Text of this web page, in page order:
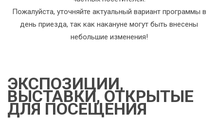
Пожалуйста, уточняйте актуальный вариант программы в
день приезда, так как накануне могут быть внесены
небольшие изменения!
ЭКСПОЗИЦИИ,
ВЫСТАВКИ, ОТКРЫТЫЕ
ДЛЯ ПОСЕЩЕНИЯ